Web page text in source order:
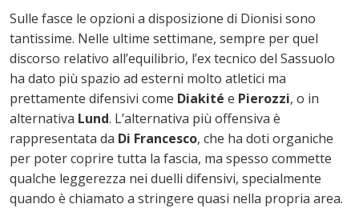
Sulle fasce le opzioni a disposizione di Dionisi sono
tantissime. Nelle ultime settimane, sempre per quel
discorso relativo all’equilibrio, l’ex tecnico del Sassuolo
ha dato più spazio ad esterni molto atletici ma
prettamente difensivi come Diakité e Pierozzi, o in
alternativa Lund. L’alternativa più offensiva è
rappresentata da Di Francesco, che ha doti organiche
per poter coprire tutta la fascia, ma spesso commette
qualche leggerezza nei duelli difensivi, specialmente
quando è chiamato a stringere quasi nella propria area.